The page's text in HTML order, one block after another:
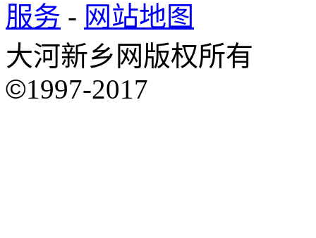
服务 - 网站地图
大河新乡网版权所有
©1997-2017